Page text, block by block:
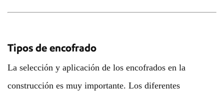
Tipos de encofrado
La selección y aplicación de los encofrados en la
construcción es muy importante. Los diferentes